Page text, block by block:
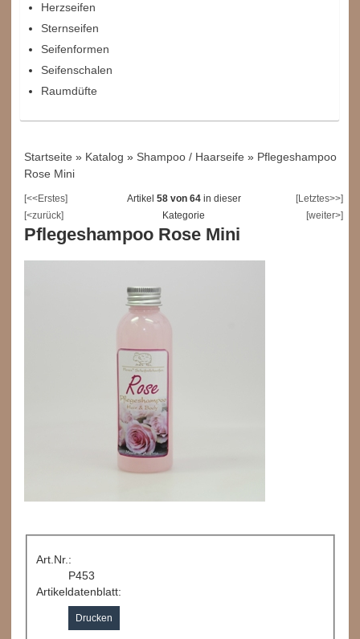
Herzseifen
Sternseifen
Seifenformen
Seifenschalen
Raumdüfte
Startseite » Katalog » Shampoo / Haarseife » Pflegeshampoo
Rose Mini
[<<Erstes]
[<zurück]
Artikel 58 von 64in dieser
Kategorie
[Letztes>>]
[weiter>]
Pflegeshampoo Rose Mini
Art.Nr.:
P453
Artikeldatenblatt:
Drucken